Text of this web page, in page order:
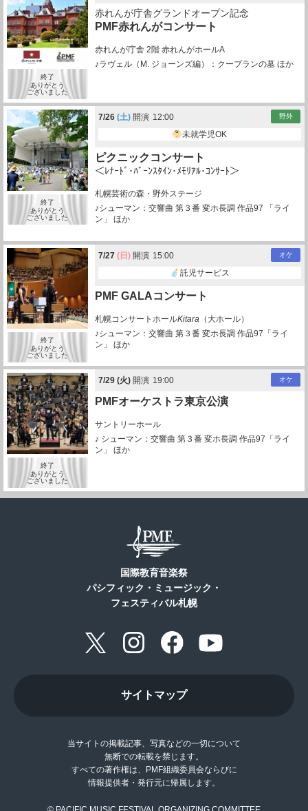
赤れんが庁舎グランドオープン記念
PMF赤れんがコンサート
赤れんが庁舎 2階 赤れんがホールA
♪ラヴェル（M. ジョーンズ編）：クープランの墓 ほか
終了
ありがとう
ございました
ピクニックコンサート
＜ﾚﾅｰﾄﾞ･ﾊﾞｰﾝｽﾀｲﾝ･ﾒﾓﾘｱﾙ･ｺﾝｻｰﾄ＞
札幌芸術の森・野外ステージ
♪シューマン：交響曲 第３番 変ホ長調 作品97 「ライ
ン」 ほか
野外
7/26 (土) 開演 12:00
未就学児OK
終了
ありがとう
ございました
PMF GALAコンサート
札幌コンサートホールKitara （大ホール）
♪シューマン：交響曲 第３番 変ホ長調 作品97「ライ
ン」 ほか
オケ
7/27 (日) 開演 15:00
託児サービス
終了
ありがとう
ございました
PMFオーケストラ東京公演
サントリーホール
♪ シューマン：交響曲 第３番 変ホ長調 作品97「ライ
ン」 ほか
オケ
7/29 (火) 開演 19:00
終了
ありがとう
ございました
国際教育音楽祭
パシフィック・ミュージック・
フェスティバル札幌
サイトマップ
当サイトの掲載記事、写真などの一切について
無断での転載を禁じます。
すべての著作権は、PMF組織委員会ならびに
情報提供者・発行元に帰属します。